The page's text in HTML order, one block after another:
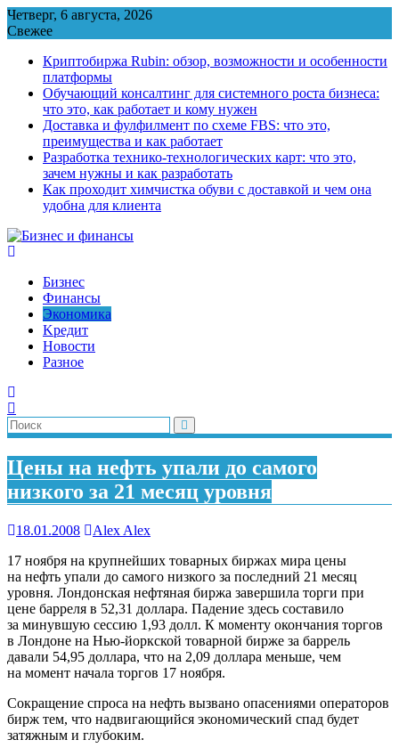
Перейти
к
Четверг, 6 августа, 2026
Свежее
Криптобиржа Rubin: обзор, возможности и особенности
платформы
Обучающий консалтинг для системного роста бизнеса:
что это, как работает и кому нужен
Доставка и фулфилмент по схеме FBS: что это,
преимущества и как работает
Разработка технико-технологических карт: что это,
зачем нужны и как разработать
Как проходит химчистка обуви с доставкой и чем она
удобна для клиента
Бизнес
Финансы
Экономика
Kредит
Новости
Разное
Цены на нефть упали до самого
низкого за 21 месяц уровня
18.01.2008
Alex Alex
17 ноября на крупнейших товарных биржах мира цены
на нефть упали до самого низкого за последний 21 месяц
уровня. Лондонская нефтяная биржа завершила торги при
цене барреля в 52,31 доллара. Падение здесь составило
за минувшую сессию 1,93 долл. К моменту окончания торгов
в Лондоне на Нью-йоркской товарной бирже за баррель
давали 54,95 доллара, что на 2,09 доллара меньше, чем
на момент начала торгов 17 ноября.
Сокращение спроса на нефть вызвано опасениями операторов
бирж тем, что надвигающийся экономический спад будет
затяжным и глубоким.